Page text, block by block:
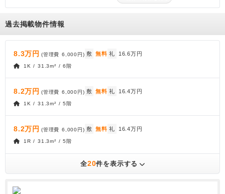
過去掲載物件情報
8.3万円 (管理費 6,000円) 敷 無料 礼 16.6万円
1K / 31.3m² / 6階
8.2万円 (管理費 6,000円) 敷 無料 礼 16.4万円
1K / 31.3m² / 5階
8.2万円 (管理費 6,000円) 敷 無料 礼 16.4万円
1R / 31.3m² / 5階
全20件を表示する